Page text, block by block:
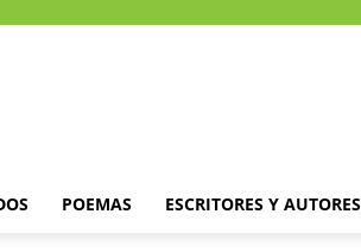
POEMAS ESCRITORES Y AUTORES